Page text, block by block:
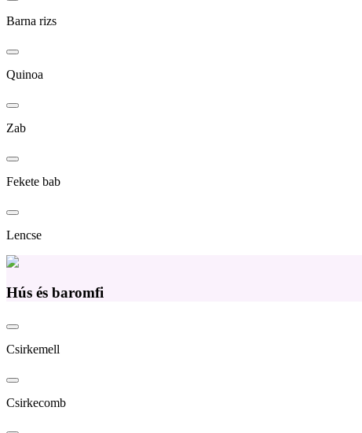
Barna rizs
Quinoa
Zab
Fekete bab
Lencse
Hús és baromfi
Csirkemell
Csirkecomb